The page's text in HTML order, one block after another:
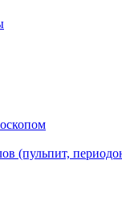
(пульпит,